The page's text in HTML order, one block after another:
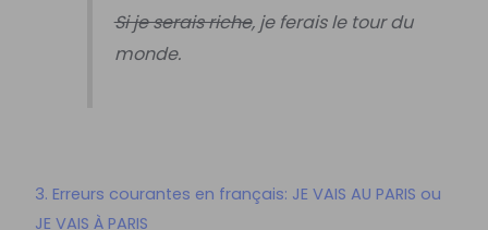
Si je serais riche, je ferais le tour du
monde.
3. Erreurs courantes en français: JE VAIS AU PARIS ou
JE VAIS À PARIS